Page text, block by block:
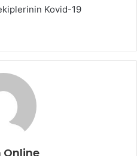
Kovid-19
Online